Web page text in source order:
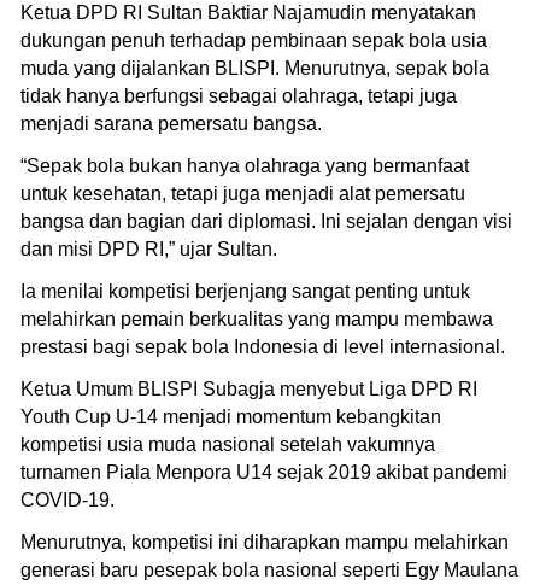
Ketua DPD RI Sultan Baktiar Najamudin menyatakan
dukungan penuh terhadap pembinaan sepak bola usia
muda yang dijalankan BLISPI. Menurutnya, sepak bola
tidak hanya berfungsi sebagai olahraga, tetapi juga
menjadi sarana pemersatu bangsa.
“Sepak bola bukan hanya olahraga yang bermanfaat
untuk kesehatan, tetapi juga menjadi alat pemersatu
bangsa dan bagian dari diplomasi. Ini sejalan dengan visi
dan misi DPD RI,” ujar Sultan.
Ia menilai kompetisi berjenjang sangat penting untuk
melahirkan pemain berkualitas yang mampu membawa
prestasi bagi sepak bola Indonesia di level internasional.
Ketua Umum BLISPI Subagja menyebut Liga DPD RI
Youth Cup U-14 menjadi momentum kebangkitan
kompetisi usia muda nasional setelah vakumnya
turnamen Piala Menpora U14 sejak 2019 akibat pandemi
COVID-19.
Menurutnya, kompetisi ini diharapkan mampu melahirkan
generasi baru pesepak bola nasional seperti Egy Maulana